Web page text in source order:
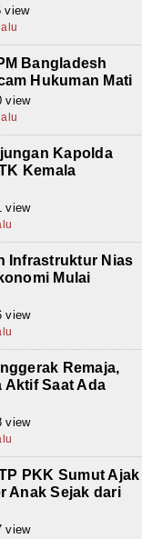
view
Bangladesh
Hukuman Mati
view
Kapolda
Kemala
view
Infrastruktur Nias
Mulai
view
Remaja,
Aktif Saat Ada
view
PKK Sumut Ajak
Anak Sejak dari
view